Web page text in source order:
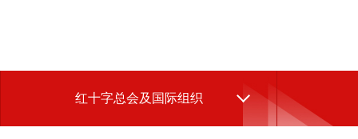
红十字总会及国际组织